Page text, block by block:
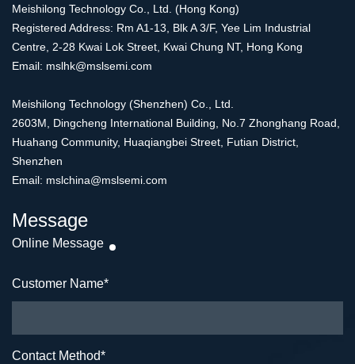
Meishilong Technology Co., Ltd. (Hong Kong)
Registered Address: Rm A1-13, Blk A 3/F, Yee Lim Industrial
Centre, 2-28 Kwai Lok Street, Kwai Chung NT, Hong Kong
Email: mslhk@mslsemi.com
Meishilong Technology (Shenzhen) Co., Ltd.
2603M, Dingcheng International Building, No.7 Zhonghang Road,
Huahang Community, Huaqiangbei Street, Futian District,
Shenzhen
Email: mslchina@mslsemi.com
Message
Online Message
Customer Name*
Contact Method*